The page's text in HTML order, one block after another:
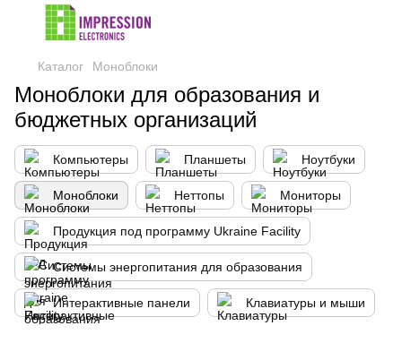
Каталог Моноблоки
Моноблоки для образования и
бюджетных организаций
Компьютеры Планшеты Ноутбуки
Моноблоки Неттопы Мониторы
Продукция под программу Ukraine Facility
Системы энергопитания для образования
Интерактивные панели Клавиатуры и мыши